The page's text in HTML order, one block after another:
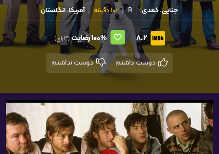
جنایی،کمدی R 102 دقیقه آمریکا،انگلستان
8.2
100%رضایت(3 رای)
دوست نداشتم